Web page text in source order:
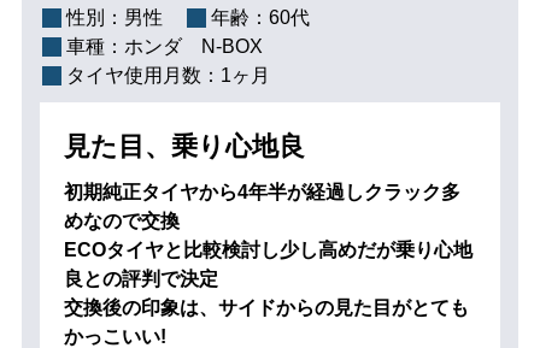
性別： 男性 年齢： 60代
車種： ホンダ N-BOX
タイヤ使用月数： 1ヶ月
見た目、乗り心地良
初期純正タイヤから4年半が経過しクラック多
めなので交換
ECOタイヤと比較検討し少し高めだが乗り心地
良との評判で決定
交換後の印象は、サイドからの見た目がとても
かっこいい!